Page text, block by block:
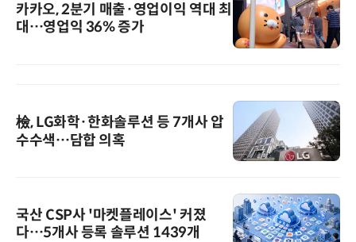
카카오, 2분기 매출·영업이익 역대 최
대…영업익 36% 증가
檢, LG화학·한화솔루션 등 7개사 압
수수색…담합 의혹
국산 CSP사 '마켓플레이스' 커졌
다…5개사 등록 솔루션 1439개